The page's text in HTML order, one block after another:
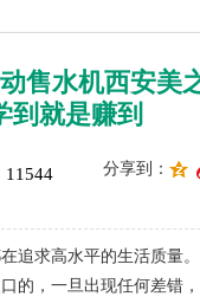
售水机西安美
到就是赚到
11544 分享到：
追求高水平的生活质量
的，一旦出现任何差错